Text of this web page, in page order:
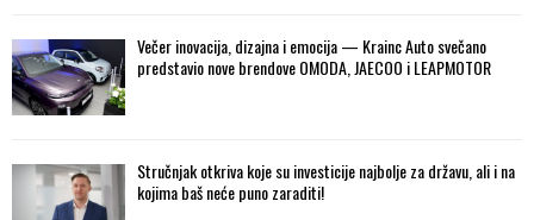
Večer inovacija, dizajna i emocija — Krainc Auto svečano
predstavio nove brendove OMODA, JAECOO i LEAPMOTOR
Stručnjak otkriva koje su investicije najbolje za državu, ali i na
kojima baš neće puno zaraditi!